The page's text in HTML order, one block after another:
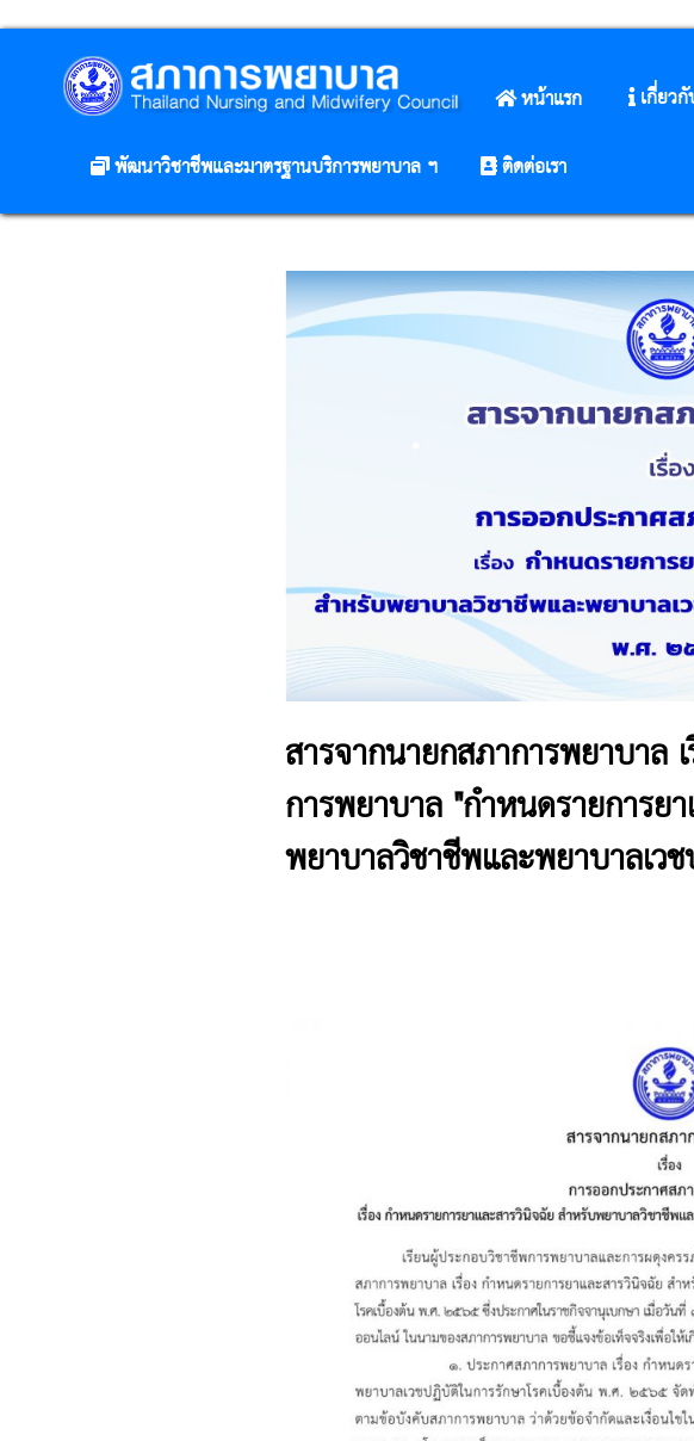
หน้าแรก เกี่ยว
พัฒนาวิชาชีพและมาตรฐานบริการพยาบาล ฯ
ติดต่อเรา
สารจากนายกสภาการพยาบาล
การพยาบาล "กำหนดรายการย
พยาบาลวิชาชีพและพยาบาลเว